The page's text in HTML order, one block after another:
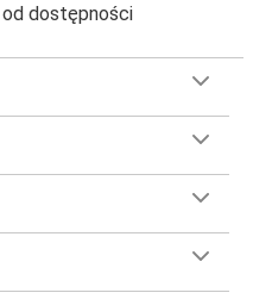
od dostępności